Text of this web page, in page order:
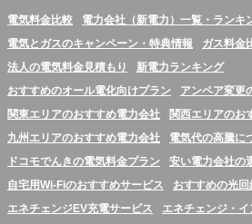
電気料金比較
電力会社（新電力）一覧・ランキ
電気とガスのキャンペーン・特典情報
ガス料金
法人の電気料金見積もり
新電力ランキング
おすすめのオール電化向けプラン
アンペア変更
関東エリアのおすすめ電力会社
関西エリアのお
九州エリアのおすすめ電力会社
電気代の高騰に
ドコモでんきの電気料金プラン
安い電力会社の
自宅用Wi-Fiのおすすめサービス
おすすめの光回
エネチェンジEV充電サービス
エネチェンジ・